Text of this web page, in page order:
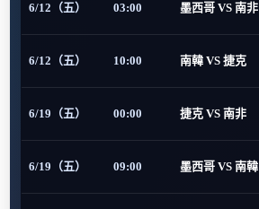
6/12（五） 03:00 墨西哥 VS 南非
6/12（五） 10:00 南韓 VS 捷克
6/19（五） 00:00 捷克 VS 南非
6/19（五） 09:00 墨西哥 VS 南韓